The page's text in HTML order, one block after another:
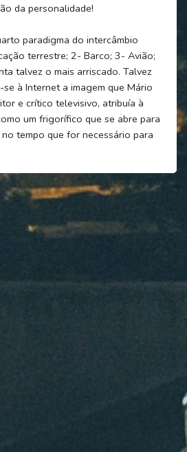
da personalidade!
paradigma do intercâmbio
terrestre; 2- Barco; 3- Avião;
talvez o mais arriscado. Talvez
à Internet a imagem que Mário
e crítico televisivo, atribuía à
um frigorífico que se abre para
tempo que for necessário para